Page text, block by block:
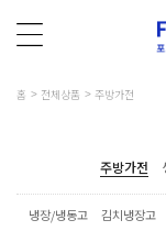
홈 전체상품 주방가전
주방가전
냉장/냉동고 김치냉장고